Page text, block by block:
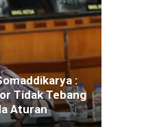
:
Tidak Tebang
Aturan